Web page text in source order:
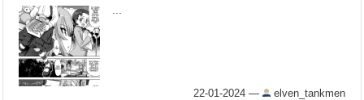
22-01-2024 — elven_tankmen